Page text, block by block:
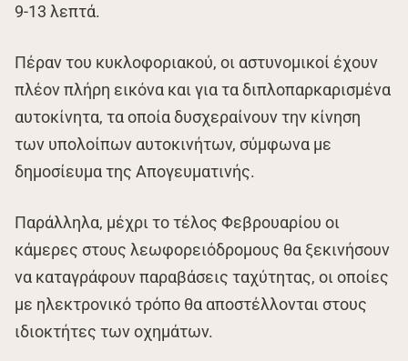
9-13 λεπτά.
Πέραν του κυκλοφοριακού, οι αστυνομικοί έχουν
πλέον πλήρη εικόνα και για τα διπλοπαρκαρισμένα
αυτοκίνητα, τα οποία δυσχεραίνουν την κίνηση
των υπολοίπων αυτοκινήτων, σύμφωνα με
δημοσίευμα της Απογευματινής.
Παράλληλα, μέχρι το τέλος Φεβρουαρίου οι
κάμερες στους λεωφορειόδρομους θα ξεκινήσουν
να καταγράφουν παραβάσεις ταχύτητας, οι οποίες
με ηλεκτρονικό τρόπο θα αποστέλλονται στους
ιδιοκτήτες των οχημάτων.